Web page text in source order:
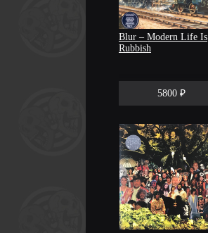
Blur – Modern Life Is
Rubbish
5800 ₽